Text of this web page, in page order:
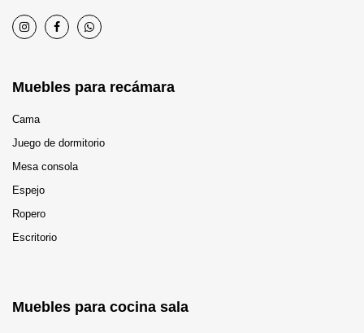
Muebles para recámara
Cama
Juego de dormitorio
Mesa consola
Espejo
Ropero
Escritorio
Muebles para cocina sala